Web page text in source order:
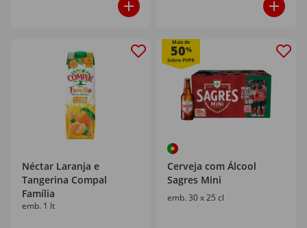
Néctar Laranja e
Tangerina Compal
Família
emb. 1 lt
Mais de
50%
Cerveja com Álcool
Sagres Mini
emb. 30 x 25 cl